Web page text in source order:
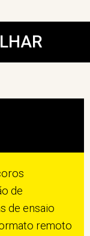
de
de ensaio
remoto